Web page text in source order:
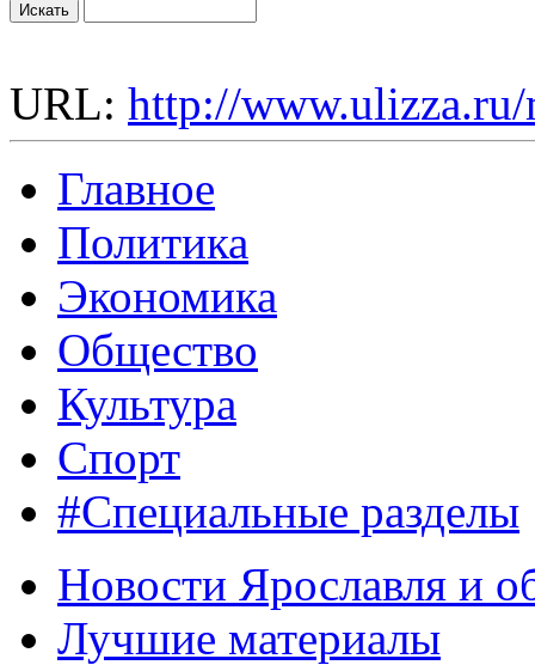
URL: http://
Главное
Политика
Экономика
Общество
Культура
Спорт
#Специальные разделы
Новости Ярославля и
Лучшие материалы